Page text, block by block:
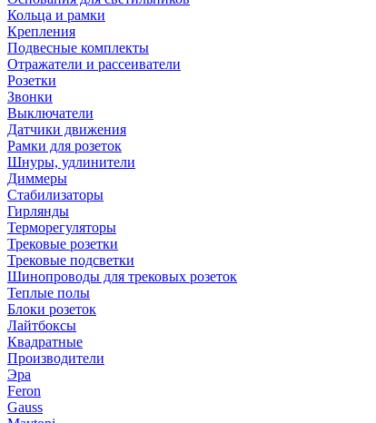
Кольца и рамки
Крепления
Подвесные комплекты
Отражатели и рассеиватели
Розетки
Звонки
Выключатели
Датчики движения
Рамки для розеток
Шнуры, удлинители
Диммеры
Стабилизаторы
Гирлянды
Терморегуляторы
Трековые розетки
Трековые подсветки
Шинопроводы для трековых розеток
Теплые полы
Блоки розеток
Лайтбоксы
Квадратные
Производители
Эра
Feron
Gauss